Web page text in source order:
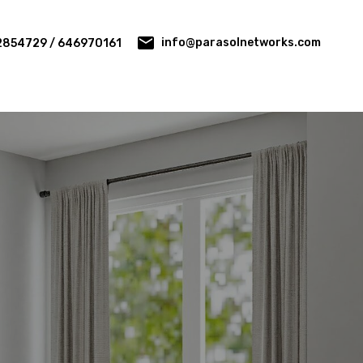
/ 646970161 info@parasolnetworks.com